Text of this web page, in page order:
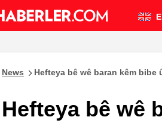
News Hefteya bê wê baran kêm bibe
Hefteya bê wê